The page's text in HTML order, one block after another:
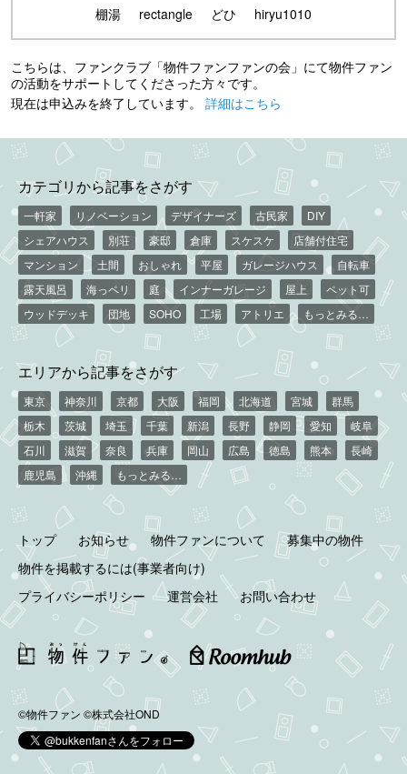
棚湯
rectangle どひ hiryu1010
こちらは、ファンクラブ「物件ファンファンの会」にて物件ファン
の活動をサポートしてくださった方々です。
現在は申込みを終了しています。 詳細はこちら
カテゴリから記事をさがす
一軒家 リノベーション デザイナーズ 古民家
DIY
シェアハウス
別荘 豪邸 倉庫 スケスケ
店舗付住宅
マンション
土間 おしゃれ 平屋 ガレージハウス
自転車
露天風呂
海っペリ 庭 インナーガレージ 屋上
ペット可
ウッドデッキ
団地 SOHO 工場 アトリエ もっとみる…
エリアから記事をさがす
東京 神奈川 京都 大阪 福岡 北海道 宮城
群馬
栃木
茨城 埼玉 千葉 新潟 長野 静岡 愛知
岐阜
石川
滋賀 奈良 兵庫 岡山 広島 徳島 熊本
長崎
鹿児島
沖縄 もっとみる…
トップ お知らせ 物件ファンについて
募集中の物件
物件を掲載するには(事業者向け)
プライバシーポリシー
運営会社 お問い合わせ
©物件ファン ©株式会社OND